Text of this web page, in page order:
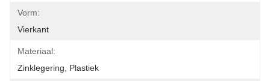
Vorm:
Vierkant
Materiaal:
Zinklegering, Plastiek